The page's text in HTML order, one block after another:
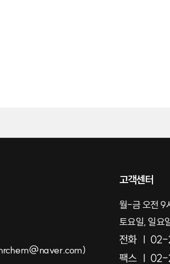
고객센터
월-금 오전 9
토요일, 일요
전화
02-
팩스
02-